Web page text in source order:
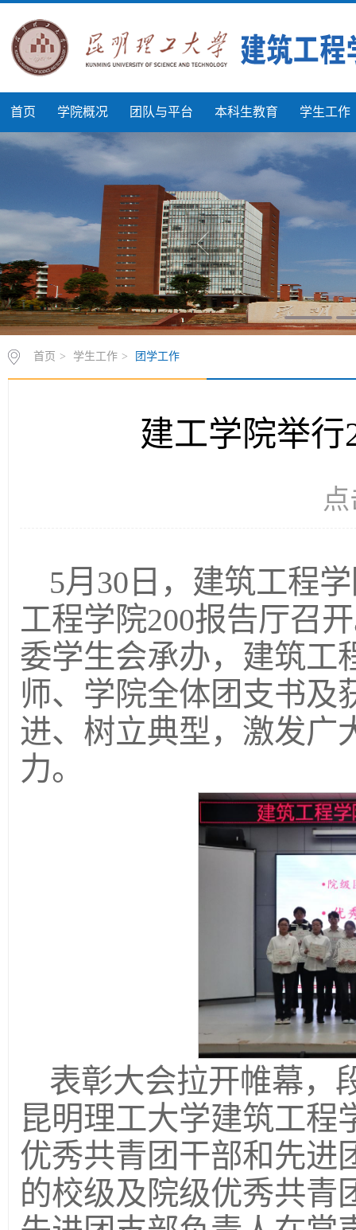
首页 学院概况 团队与平台 本科生教育 学生工作
首页 > 学生工作 > 团学工作
建工学院举行
5月30日，建筑工程
工程学院200报告厅召
委学生会承办，建筑工
师、学院全体团支书及
进、树立典型，激发广
力。
表彰大会拉开帷幕，
昆明理工大学建筑工程
优秀共青团干部和先进
的校级及院级优秀共青